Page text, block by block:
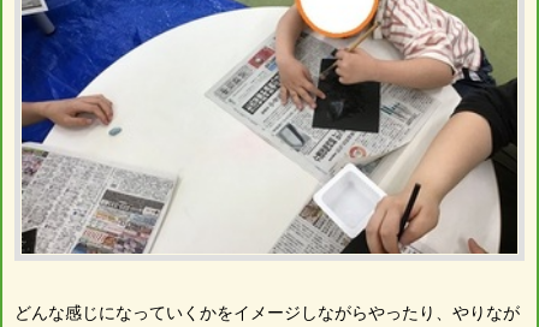
どんな感じになっていくかをイメージしながらやったり、やりなが